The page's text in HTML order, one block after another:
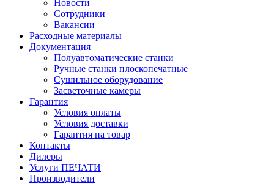
Новости
Сотрудники
Вакансии
Расходные материалы
Документация
Полуавтоматические станки
Ручные станки плоскопечатные
Сушильное оборудование
Засветочные камеры
Гарантия
Условия оплаты
Условия доставки
Гарантия на товар
Контакты
Дилеры
Услуги ПЕЧАТИ
Производители